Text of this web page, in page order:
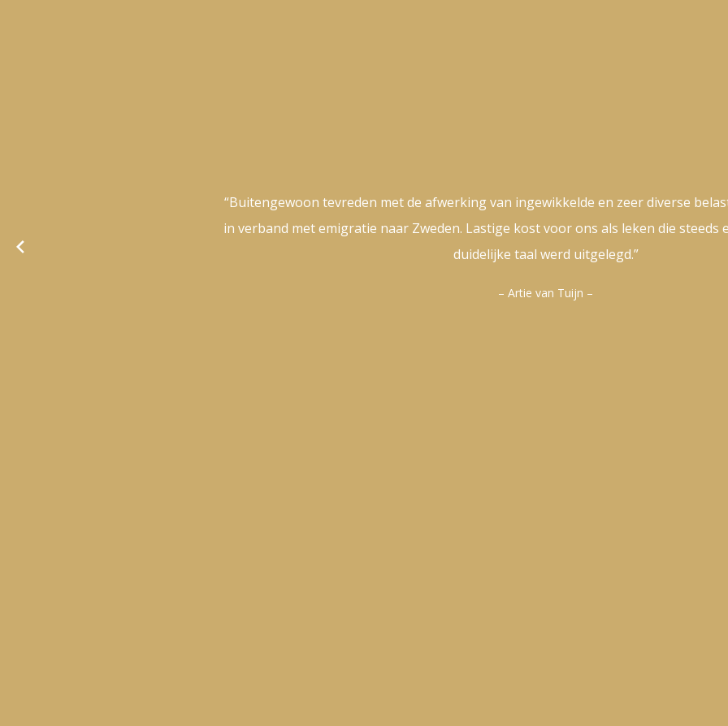
“Buitengewoon tevreden met de afwerking van ingewikkelde en zeer diverse
in verband met emigratie naar Zweden. Lastige kost voor ons als leken die steeds
duidelijke taal werd uitgelegd.”
– Artie van Tuijn –